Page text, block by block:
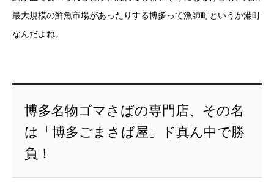
最大規模の鮮魚市場があったりする博多って漁師町というか港町
なんだよね。
博多名物ゴマさばの専門店、その名
は「博多ごまさば屋」ド真ん中で勝
負！